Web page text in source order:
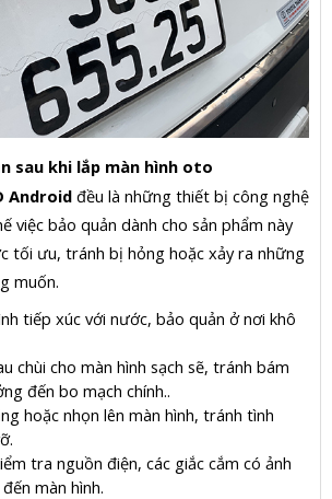
sau khi lắp màn hình oto
Android đều là những thiết bị công nghệ
việc bảo quản dành cho sản phẩm này
tối ưu, tránh bị hỏng hoặc xảy ra những
muốn.
tiếp xúc với nước, bảo quản ở nơi khô
chùi cho màn hình sạch sẽ, tránh bám
đến bo mạch chính..
hoặc nhọn lên màn hình, tránh tình
tra nguồn điện, các giắc cắm có ảnh
màn hình.